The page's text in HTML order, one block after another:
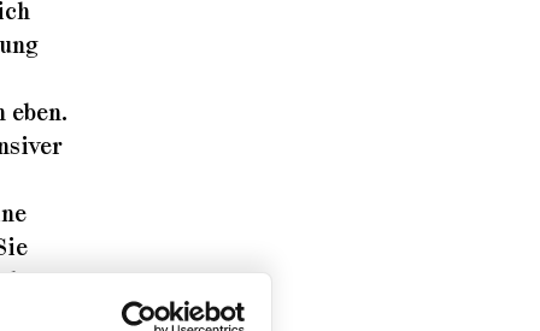
eben.